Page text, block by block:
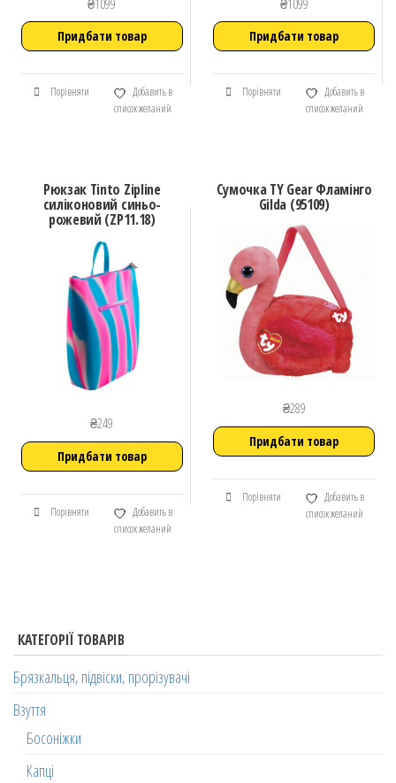
₴1099
Придбати товар
Порівняти
Добавить в
список желаний
₴1099
Придбати товар
Порівняти
Добавить в
список желаний
Рюкзак Tinto Zipline
силіконовий синьо-
рожевий (ZP11.18)
₴249
Придбати товар
Порівняти
Добавить в
список желаний
Сумочка TY Gear Фламінго
Gilda (95109)
₴289
Придбати товар
Порівняти
Добавить в
список желаний
КАТЕГОРІЇ ТОВАРІВ
Брязкальця, підвіски, прорізувачі
Взуття
Босоніжки
Капці